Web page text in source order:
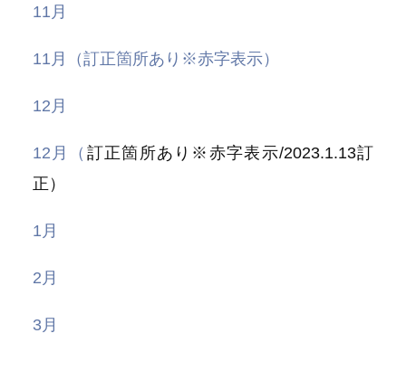
11月
11月（訂正箇所あり※赤字表示）
12月
12月（ 訂正箇所あり※赤字表示/2023.1.13訂
正）
1月
2月
3月